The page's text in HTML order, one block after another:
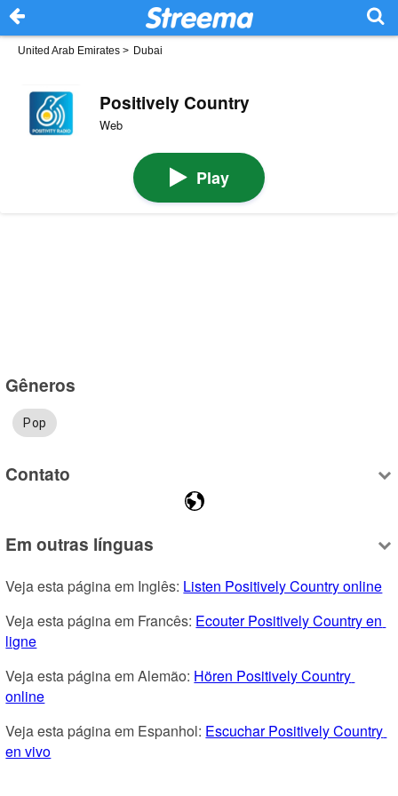
United Arab Emirates > Dubai
Positively Country
Web
Play
Gêneros
Pop
Contato
Em outras línguas
Veja esta página em Inglês: Listen Positively Country online
Veja esta página em Francês: Ecouter Positively Country en
ligne
Veja esta página em Alemão: Hören Positively Country
online
Veja esta página em Espanhol: Escuchar Positively Country
en vivo